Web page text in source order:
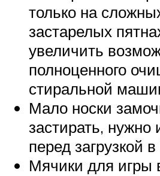
только на
застарелых
увеличить
полноценного
стиральной
Мало носки
застирать, нужно
перед загрузкой
Мячики для игры